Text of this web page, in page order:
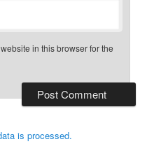
in this browser for the
is processed.